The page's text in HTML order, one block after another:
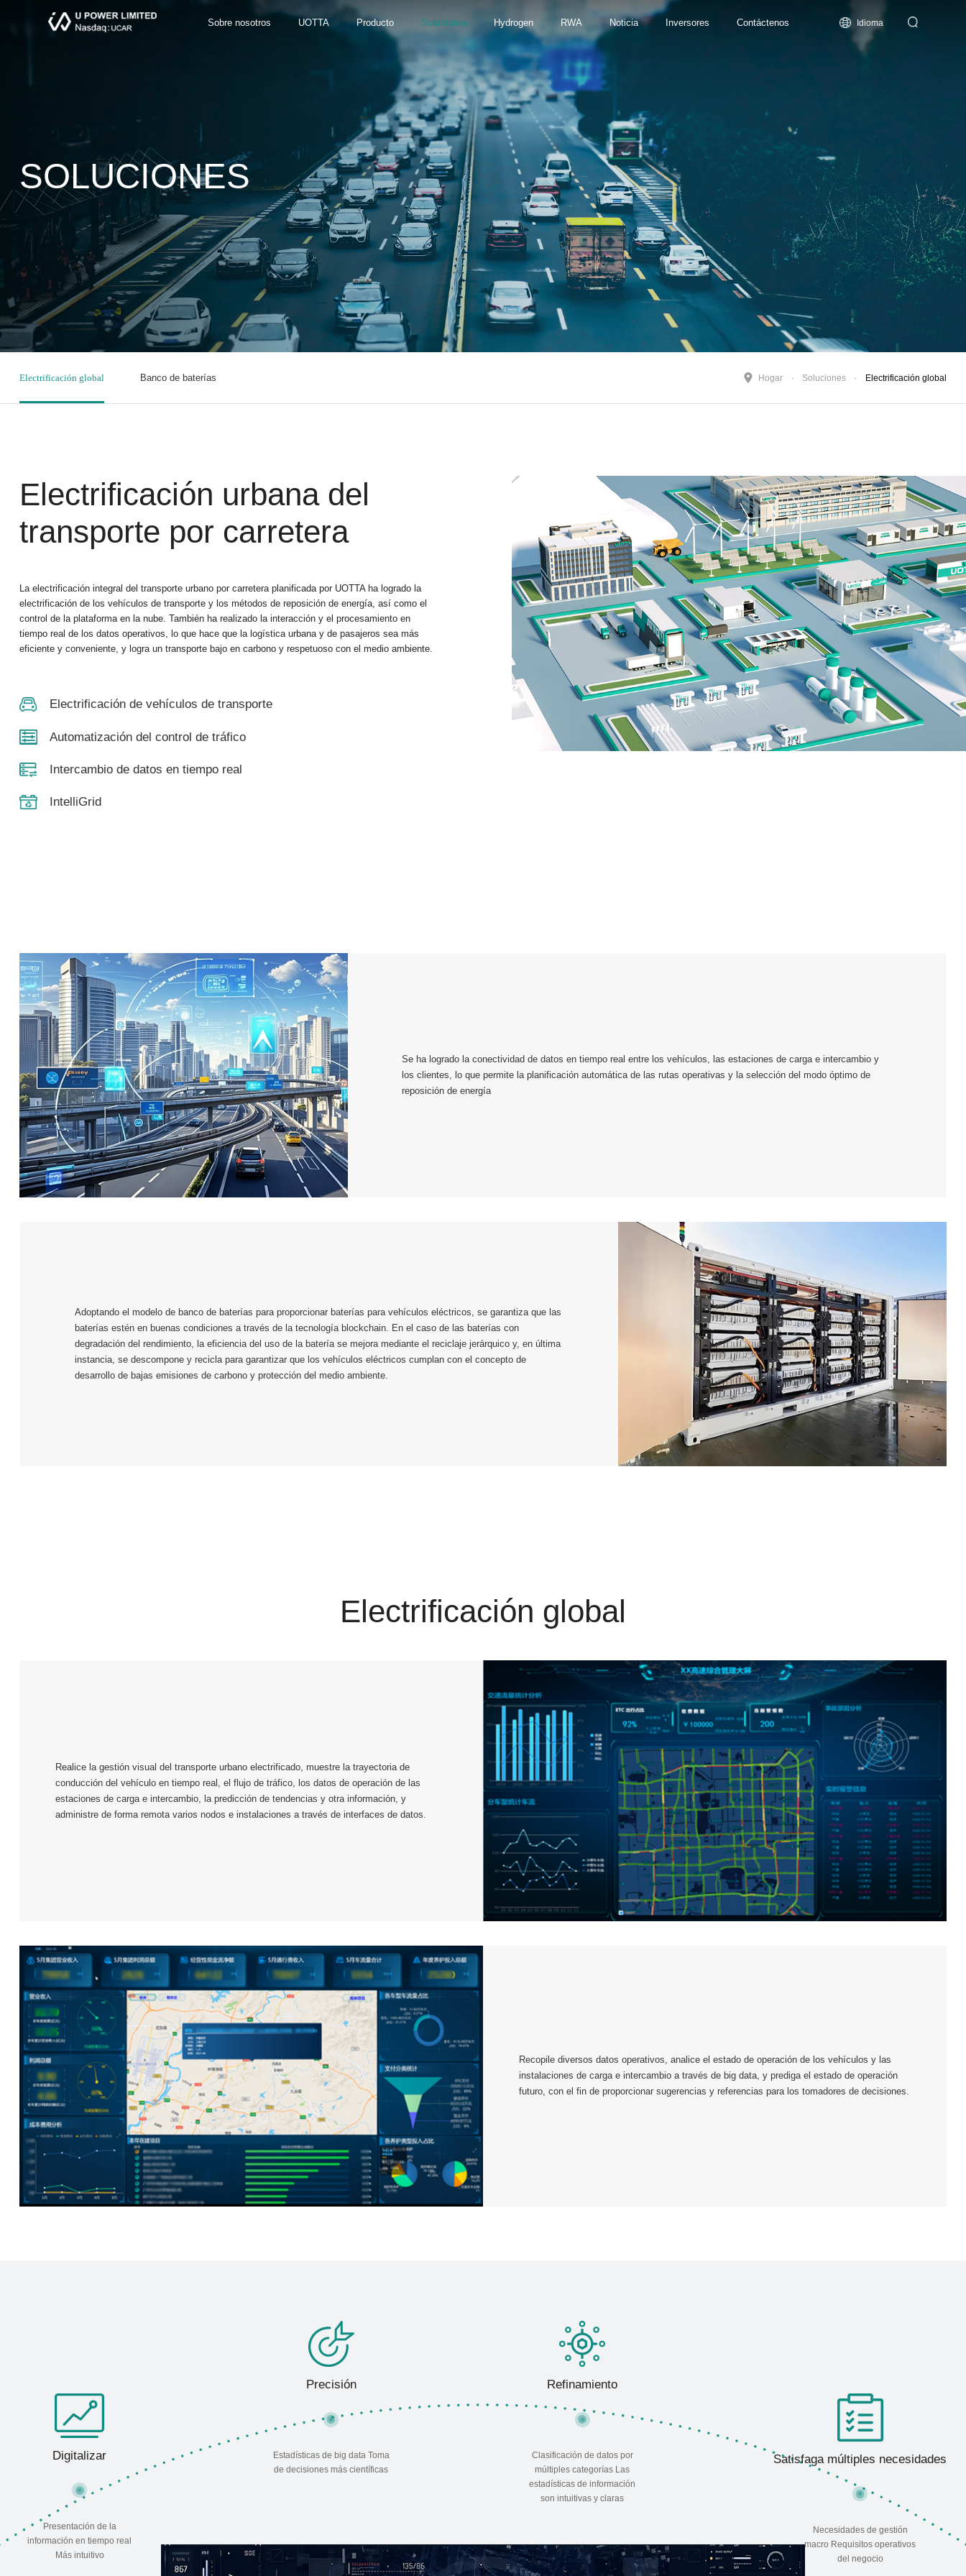
Sobre nosotros UOTTA Producto Soluciones Hydrogen RWA Noticia Inversores Contáctenos Idioma
SOLUCIONES
Electrificación global Banco de baterías Hogar Soluciones Electrificación global
Electrificación urbana del
transporte por carretera
La electrificación integral del transporte urbano por carretera planificada por UOTTA ha logrado la
electrificación de los vehículos de transporte y los métodos de reposición de energía, así como el
control de la plataforma en la nube. También ha realizado la interacción y el procesamiento en
tiempo real de los datos operativos, lo que hace que la logística urbana y de pasajeros sea más
eficiente y conveniente, y logra un transporte bajo en carbono y respetuoso con el medio ambiente.
Electrificación de vehículos de transporte
Automatización del control de tráfico
Intercambio de datos en tiempo real
IntelliGrid
Se ha logrado la conectividad de datos en tiempo real entre los vehículos, las estaciones de carga e intercambio y
los clientes, lo que permite la planificación automática de las rutas operativas y la selección del modo óptimo de
reposición de energía
Adoptando el modelo de banco de baterías para proporcionar baterías para vehículos eléctricos, se garantiza que las
baterías estén en buenas condiciones a través de la tecnología blockchain. En el caso de las baterías con
degradación del rendimiento, la eficiencia del uso de la batería se mejora mediante el reciclaje jerárquico y, en última
instancia, se descompone y recicla para garantizar que los vehículos eléctricos cumplan con el concepto de
desarrollo de bajas emisiones de carbono y protección del medio ambiente.
Electrificación global
Realice la gestión visual del transporte urbano electrificado, muestre la trayectoria de
conducción del vehículo en tiempo real, el flujo de tráfico, los datos de operación de las
estaciones de carga e intercambio, la predicción de tendencias y otra información, y
administre de forma remota varios nodos e instalaciones a través de interfaces de datos.
Recopile diversos datos operativos, analice el estado de operación de los vehículos y las
instalaciones de carga e intercambio a través de big data, y prediga el estado de operación
futuro, con el fin de proporcionar sugerencias y referencias para los tomadores de decisiones.
Digitalizar
Presentación de la
información en tiempo real
Más intuitivo
Precisión
Estadísticas de big data Toma
de decisiones más científicas
Refinamiento
Clasificación de datos por
múltiples categorías Las
estadísticas de información
son intuitivas y claras
Satisfaga múltiples necesidades
Necesidades de gestión
macro Requisitos operativos
del negocio